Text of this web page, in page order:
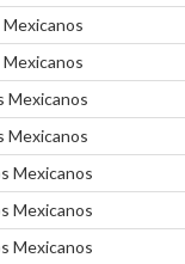
Mexicanos
Mexicanos
Mexicanos
Mexicanos
Mexicanos